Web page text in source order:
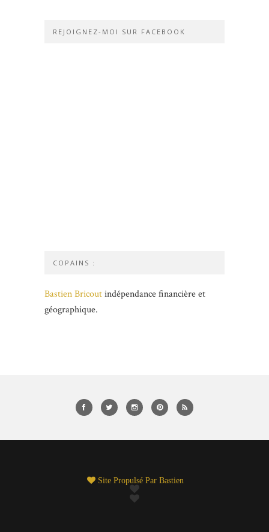
REJOIGNEZ-MOI SUR FACEBOOK
COPAINS :
Bastien Bricoutindépendance financière et
géographique.
Site Propulsé Par Bastien